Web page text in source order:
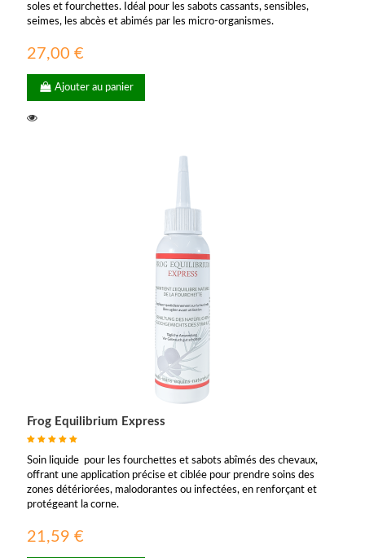
soles et fourchettes. Idéal pour les sabots cassants, sensibles,
seimes, les abcès et abimés par les micro-organismes.
27,00 €
Ajouter au panier
Frog Equilibrium Express
Soin liquide pour les fourchettes et sabots abîmés des chevaux,
offrant une application précise et ciblée pour prendre soins des
zones détériorées, malodorantes ou infectées, en renforçant et
protégeant la corne.
21,59 €